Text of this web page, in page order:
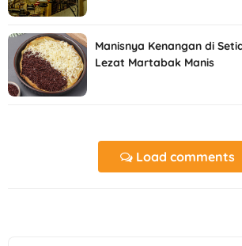
Manisnya Kenangan di
Lezat Martabak Manis
Load comments